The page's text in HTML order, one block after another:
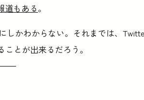
道もある。
しかわからない。それまでは、
とが出来るだろう。